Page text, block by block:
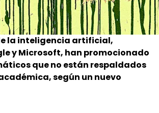
la inteligencia artificial,
y Microsoft, han promocionado
que no están respaldados
según un nuevo